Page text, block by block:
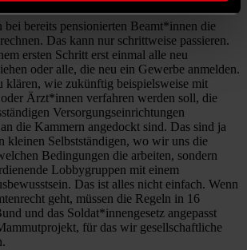
bereits pensionierten Beamt*innen die
Das kann nur schrittweise passieren.
ersten Schritt erst einmal alle neu
oder alle, die neu ein Gewerbe anmelden.
klären, wie zukünftig beispielsweise mit
Ärzt*innen verfahren werden soll, die
Versorgungseinrichtungen
die Kammern angedockt sind. Das sind ja
kleinen Selbstständigen, wo wir uns die
Bedingungen die arbeiten, sondern
Lobbygruppen mit einem
Das ist alles nicht einfach. Wenn
geht, müssen die Regeln in 16
und das Soldat*innengesetz angepasst
für das wir gesellschaftliche